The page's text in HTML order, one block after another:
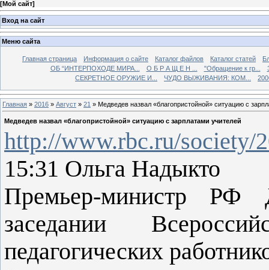
[Мой сайт]
Вход на сайт
Меню сайта
Главная страница Информация о сайте Каталог файлов Каталог статей
ОБ “ИНТЕРПОХОДЕ МИРА...
О Б Р А Щ Е Н ... "Обращение к гр...
СЕКРЕТНОЕ ОРУЖИЕ И...
ЧУДО ВЫЖИВАНИЯ: КОМ...
Главная » 2016 » Август » 21 » Медведев назвал «благопристойной» ситуацию с
Медведев назвал «благопристойной» ситуацию с зарплатами учителей
http://www.rbc.ru/society/
15:31 Ольга Надыкто
Премьер-министр РФ
заседании
педагогических